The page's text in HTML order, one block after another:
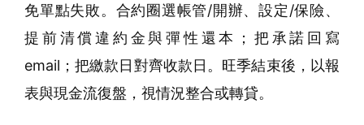
免單點失敗。合約圈選帳管/開辦、設定/保險、
提前清償違約金與彈性還本；把承諾回寫
email；把繳款日對齊收款日。旺季結束後，以報
表與現金流復盤，視情況整合或轉貸。